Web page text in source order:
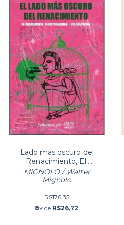
Lado más oscuro del
Renacimiento, El.
Alfabetización,
territorialidad y col
MIGNOLO / Walter
Mignolo
R$176,35
8x de R$26,72